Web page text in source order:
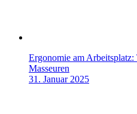
Ergonomie am
Masseuren
31. Januar 2025